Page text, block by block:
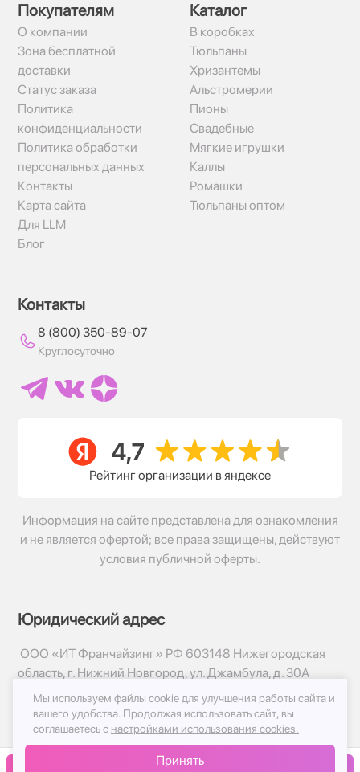
Покупателям
О компании
Зона бесплатной
доставки
Статус заказа
Политика
конфиденциальности
Политика обработки
персональных данных
Контакты
Карта сайта
Для LLM
Блог
Каталог
В коробках
Тюльпаны
Хризантемы
Альстромерии
Пионы
Свадебные
Мягкие игрушки
Каллы
Ромашки
Тюльпаны оптом
Контакты
8 (800) 350-89-07
Круглосуточно
Рейтинг организации в яндексе
Информация на сайте представлена для ознакомления
и не является офертой; все права защищены, действуют
условия публичной оферты.
Юридический адрес
ООО «ИТ Франчайзинг» РФ 603148 Нижегородская
область, г. Нижний Новгород, ул. Джамбула, д. 30А
© 2017-2026г, База Цветов 24.ру
Политика конфиденциальности
Публичная оферта
Мы используем файлы cookie для улучшения работы сайта и
вашего удобства. Продолжая использовать сайт, вы
соглашаетесь с настройками использования cookies.
Принять